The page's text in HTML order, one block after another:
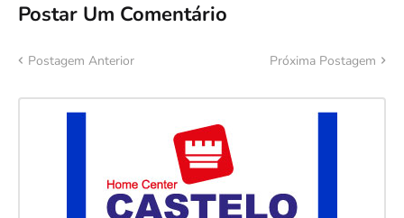
Postar Um Comentário
Postagem Anterior Próxima Postagem